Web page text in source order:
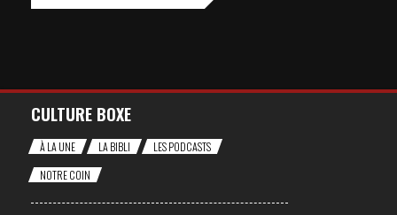
CULTURE BOXE
À LA UNE LA BIBLI
LES PODCASTS
NOTRE COIN